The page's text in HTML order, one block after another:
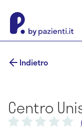
Indietro
Centro